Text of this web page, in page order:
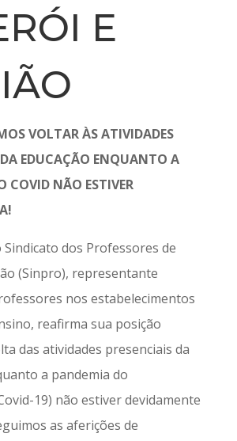
E
VOLTAR ÀS ATIVIDADES
DA EDUCAÇÃO ENQUANTO A
COVID NÃO ESTIVER
dos Professores de
(Sinpro), representante
nos estabelecimentos
reafirma sua posição
das atividades presenciais da
a pandemia do
19) não estiver devidamente
as aferições de